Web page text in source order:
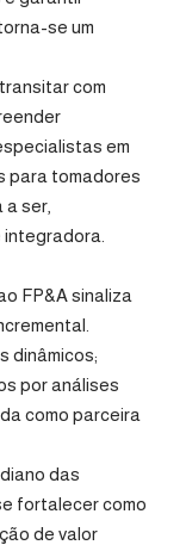
se um
com
em
para tomadores
ser,
FP&A sinaliza
dinâmicos;
por análises
como parceira
das
fortalecer como
de valor